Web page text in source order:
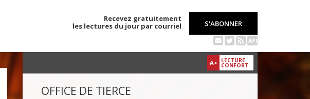
Recevez gratuitement
les lectures du jour par courriel
S'ABONNER
API
A+ LECTURE
CONFORT
OFFICE DE TIERCE